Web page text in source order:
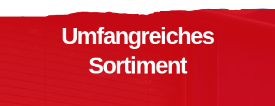
Umfangreiches
Sortiment